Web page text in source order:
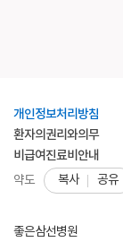
개인정보처리방침
환자의권리와의무
비급여진료비안내
약도 복사 공유
좋은삼선병원